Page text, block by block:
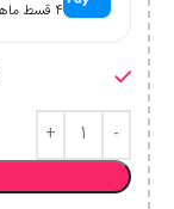
۴ قسط ماهانه. بدون سود، چک و ضامن.